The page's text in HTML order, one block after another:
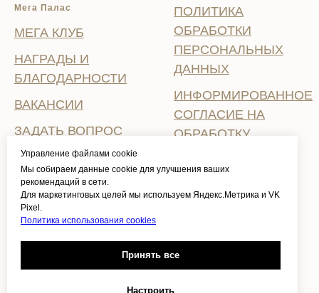
Управление файлами cookie
Мы собираем данные cookie для улучшения ваших
рекомендаций в сети.
Для маркетинговых целей мы используем Яндекс.Метрика и VK
Pixel.
Политика использования cookies
Принять все
Настроить
Мега Палас
МЕГА КЛУБ
НАГРАДЫ И
БЛАГОДАРНОСТИ
ВАКАНСИИ
ЗАДАТЬ ВОПРОС
СВИДЕТЕЛЬСТВО О
ПРИСВОЕНИИ
КАТЕГОРИИ
ПОЛИТИКА
ОБРАБОТКИ
ПЕРСОНАЛЬНЫХ
ДАННЫХ
ИНФОРМИРОВАННОЕ
СОГЛАСИЕ НА
ОБРАБОТКУ
ДАННЫХ
ПОЛИТИКА